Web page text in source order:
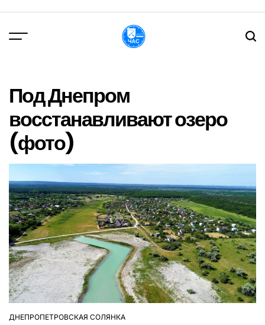
вмісту
Под Днепром
восстанавливают озеро
(фото)
ОПУБЛІКУВАТИ
ДНЕПРОПЕТРОВСКАЯ СОЛЯНКА